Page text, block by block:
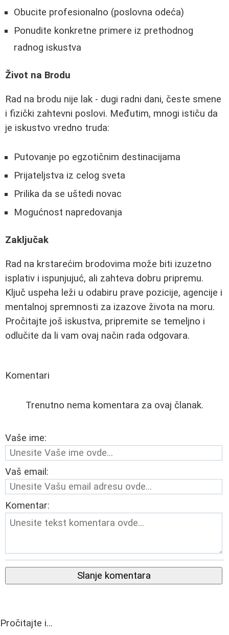
Obucite profesionalno (poslovna odeća)
Ponudite konkretne primere iz prethodnog
radnog iskustva
Život na Brodu
Rad na brodu nije lak - dugi radni dani, česte smene
i fizički zahtevni poslovi. Međutim, mnogi ističu da
je iskustvo vredno truda:
Putovanje po egzotičnim destinacijama
Prijateljstva iz celog sveta
Prilika da se uštedi novac
Mogućnost napredovanja
Zaključak
Rad na krstarećim brodovima može biti izuzetno
isplativ i ispunjujuć, ali zahteva dobru pripremu.
Ključ uspeha leži u odabiru prave pozicije, agencije i
mentalnoj spremnosti za izazove života na moru.
Pročitajte još iskustva, pripremite se temeljno i
odlučite da li vam ovaj način rada odgovara.
Komentari
Trenutno nema komentara za ovaj članak.
Vaše ime:
Vaš email:
Komentar:
Slanje komentara
Pročitajte i...